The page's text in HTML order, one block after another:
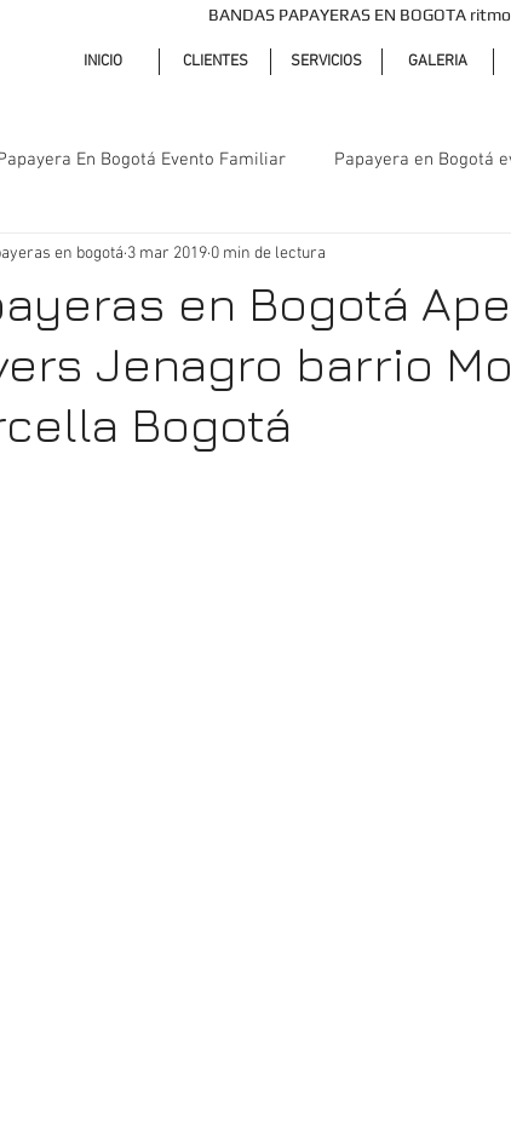
BANDAS PAPAYERAS EN BOGOTA
INICIO CLIENTES SERVICIOS GALERIA
En Bogotá Evento Familiar Papayera en Bogotá
en Bogotá
Jenagro barrio
Bogotá
en bogotá 3 mar 2019 0 min de lectura